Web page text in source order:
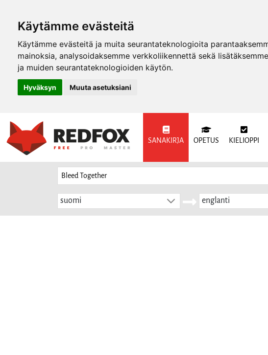
Käytämme evästeitä
Käytämme evästeitä ja muita seurantateknologioita
mainoksia, analysoidaksemme verkkoliikennettä sekä
ja muiden seurantateknologioiden käytön.
Hyväksyn Muuta asetuksiani
SANAKIRJA OPETUS KIELIOPPI
suomi englanti